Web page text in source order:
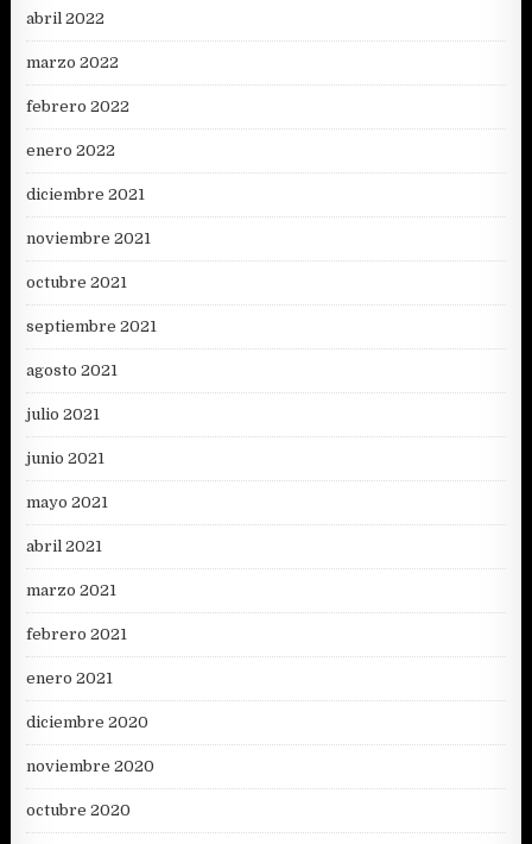
abril 2022
marzo 2022
febrero 2022
enero 2022
diciembre 2021
noviembre 2021
octubre 2021
septiembre 2021
agosto 2021
julio 2021
junio 2021
mayo 2021
abril 2021
marzo 2021
febrero 2021
enero 2021
diciembre 2020
noviembre 2020
octubre 2020